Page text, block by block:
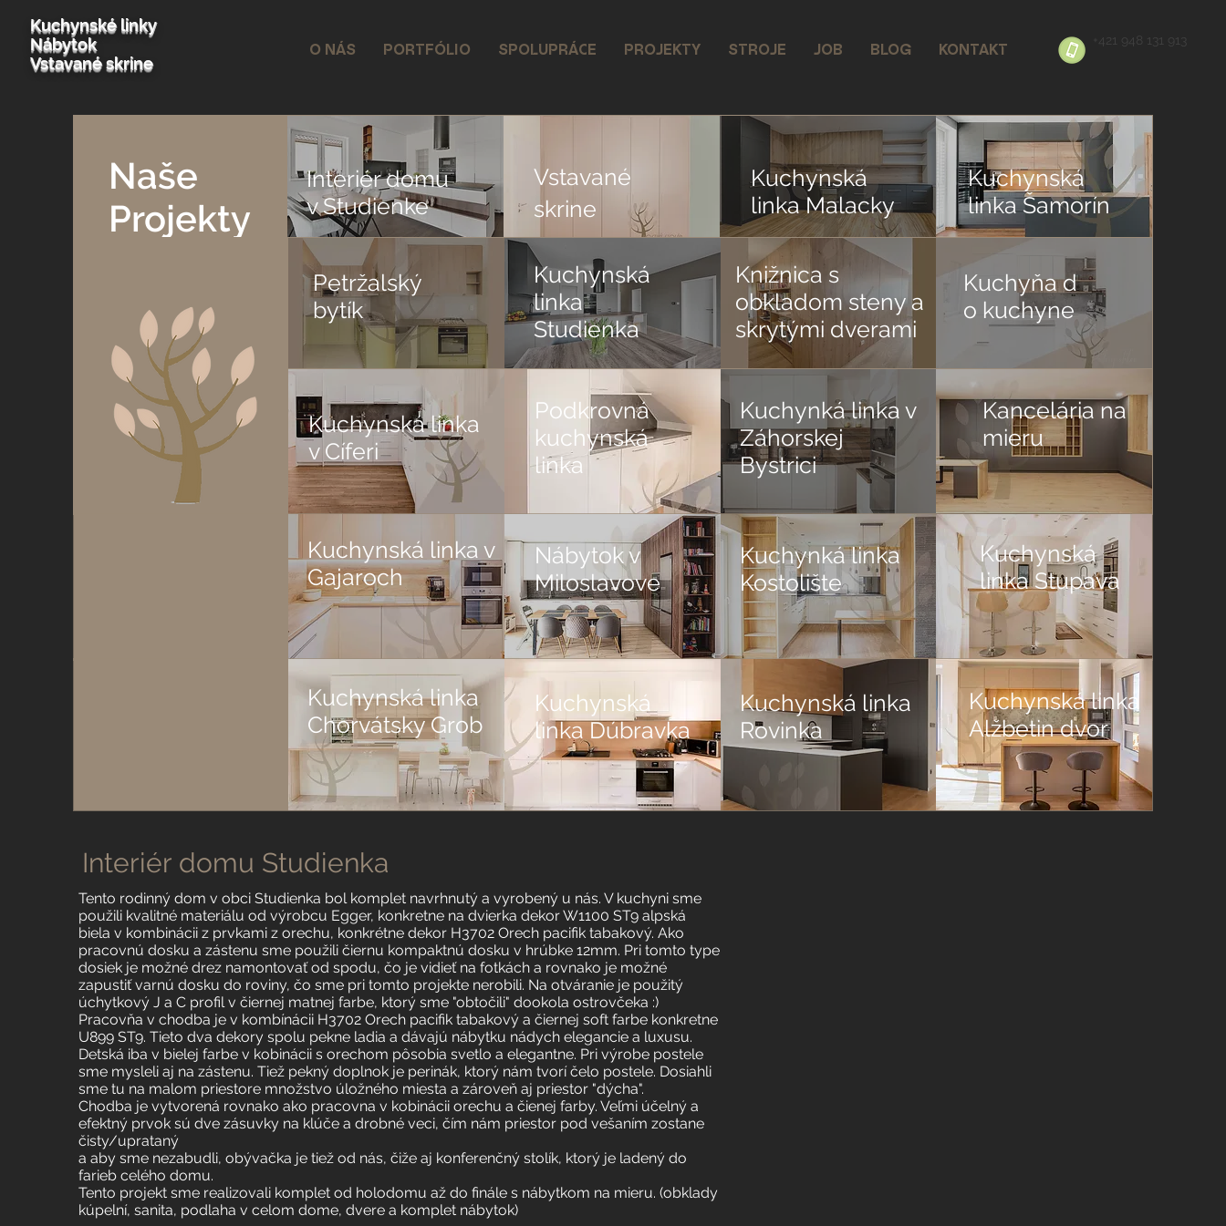
Kuchynské linky
Nábytok
Vstavané skrine
O NÁS PORTFÓLIO SPOLUPRÁCE PROJEKTY STROJE JOB BLOG KONTAKT +421 948 131 913
Naše
Projekty
Interiér domu
v Studienke
Vstavané
skrine
Kuchynská
linka Malacky
Kuchynská
linka Šamorín
Petržalský
bytík
Kuchynská
linka
Studienka
Knižnica s
obkladom steny a
skrytými dverami
Kuchyňad
o kuchyne
Kuchynská linka
v Cíferi
Podkrovná
kuchynská
linka
Kuchynká linka v
Záhorskej
Bystrici
Kancelária na
mieru
Kuchynská linka v
Gajaroch
Nábytok v
Miloslavove
Kuchynká linka
Kostolište
Kuchynská
linka Stupava
Kuchynská linka
Chorvátsky Grob
Kuchynská
linka Dúbravka
Kuchynská linka
Rovinka
Kuchynská linka
Alžbetin dvor
Interiér domu Studienka
Tento rodinný dom v obci Studienka bol komplet navrhnutý a vyrobený u nás. V kuchyni sme
použili kvalitné materiálu od výrobcu Egger, konkretne na dvierka dekor W1100 ST9 alpská
biela v kombinácii z prvkami z orechu, konkrétne dekor H3702 Orech pacifik tabakový. Ako
pracovnú dosku a zástenu sme použili čiernu kompaktnú dosku v hrúbke 12mm. Pri tomto type
dosiek je možné drez namontovať od spodu, čo je vidieť na fotkách a rovnako je možné
zapustiť varnú dosku do roviny, čo sme pri tomto projekte nerobili. Na otváranie je použitý
úchytkový J a C profil v čiernej matnej farbe, ktorý sme "obtočili" dookola ostrovčeka :)
Pracovňa v chodba je v kombínácii H3702 Orech pacifik tabakový a čiernej soft farbe konkretne
U899 ST9. Tieto dva dekory spolu pekne ladia a dávajú nábytku nádych elegancie a luxusu.
Detská iba v bielej farbe v kobinácii s orechom pôsobia svetlo a elegantne. Pri výrobe postele
sme mysleli aj na zástenu. Tiež pekný doplnok je perinák, ktorý nám tvorí čelo postele. Dosiahli
sme tu na malom priestore množstvo úložného miesta a zároveň aj priestor "dýcha".
Chodba je vytvorená rovnako ako pracovna v kobinácii orechu a čienej farby. Veľmi účelný a
efektný prvok sú dve zásuvky na klúče a drobné veci, čím nám priestor pod vešaním zostane
čisty/uprataný
a aby sme nezabudli, obývačka je tiež od nás, čiže aj konferenčný stolík, ktorý je ladený do
farieb celého domu.
Tento projekt sme realizovali komplet od holodomu až do finále s nábytkom na mieru. (obklady
kúpelní, sanita, podlaha v celom dome, dvere a komplet nábytok)